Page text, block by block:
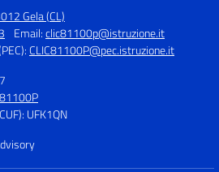
Gela (CL)
Email:clic81100p@istruzione.it
CLIC81100P@pec.istruzione.it
UFK1QN